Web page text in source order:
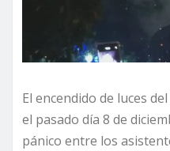
El encendido de luces
el pasado día 8 de
pánico entre los